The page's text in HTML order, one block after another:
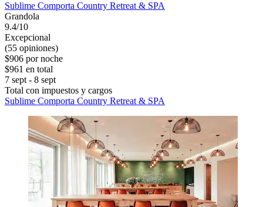
Sublime Comporta Country Retreat & SPA
Grandola
9.4/10
Excepcional
(55 opiniones)
$906 por noche
$961 en total
7 sept - 8 sept
Total con impuestos y cargos
Sublime Comporta Country Retreat & SPA